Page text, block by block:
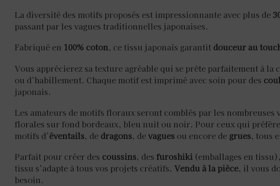
La diversité des motifs proposés est impressionnante avec plus de
passant par les vagues traditionnelles japonaises.
Fabriqué en 100% coton, ce tissu japonais garantit douceur au
Vous apprécierez sa texture agréable qui se prête parfaitement à
ou d’habillement. Chaque motif est imprimé avec soin pour des
japonais.
Les amateurs de motifs floraux seront comblés par les nombreuses
florales sur fond bordeaux, bleu nuit ou noir. Pour ceux qui
motifs d’éventails, de dragons, devagues ou encore de grues, tous
Parfait pour créer des coussins, des furoshiki (emballages en
tissu s’adapte à tous vos projets créatifs. Vendu à la pièce, il vous
besoin.